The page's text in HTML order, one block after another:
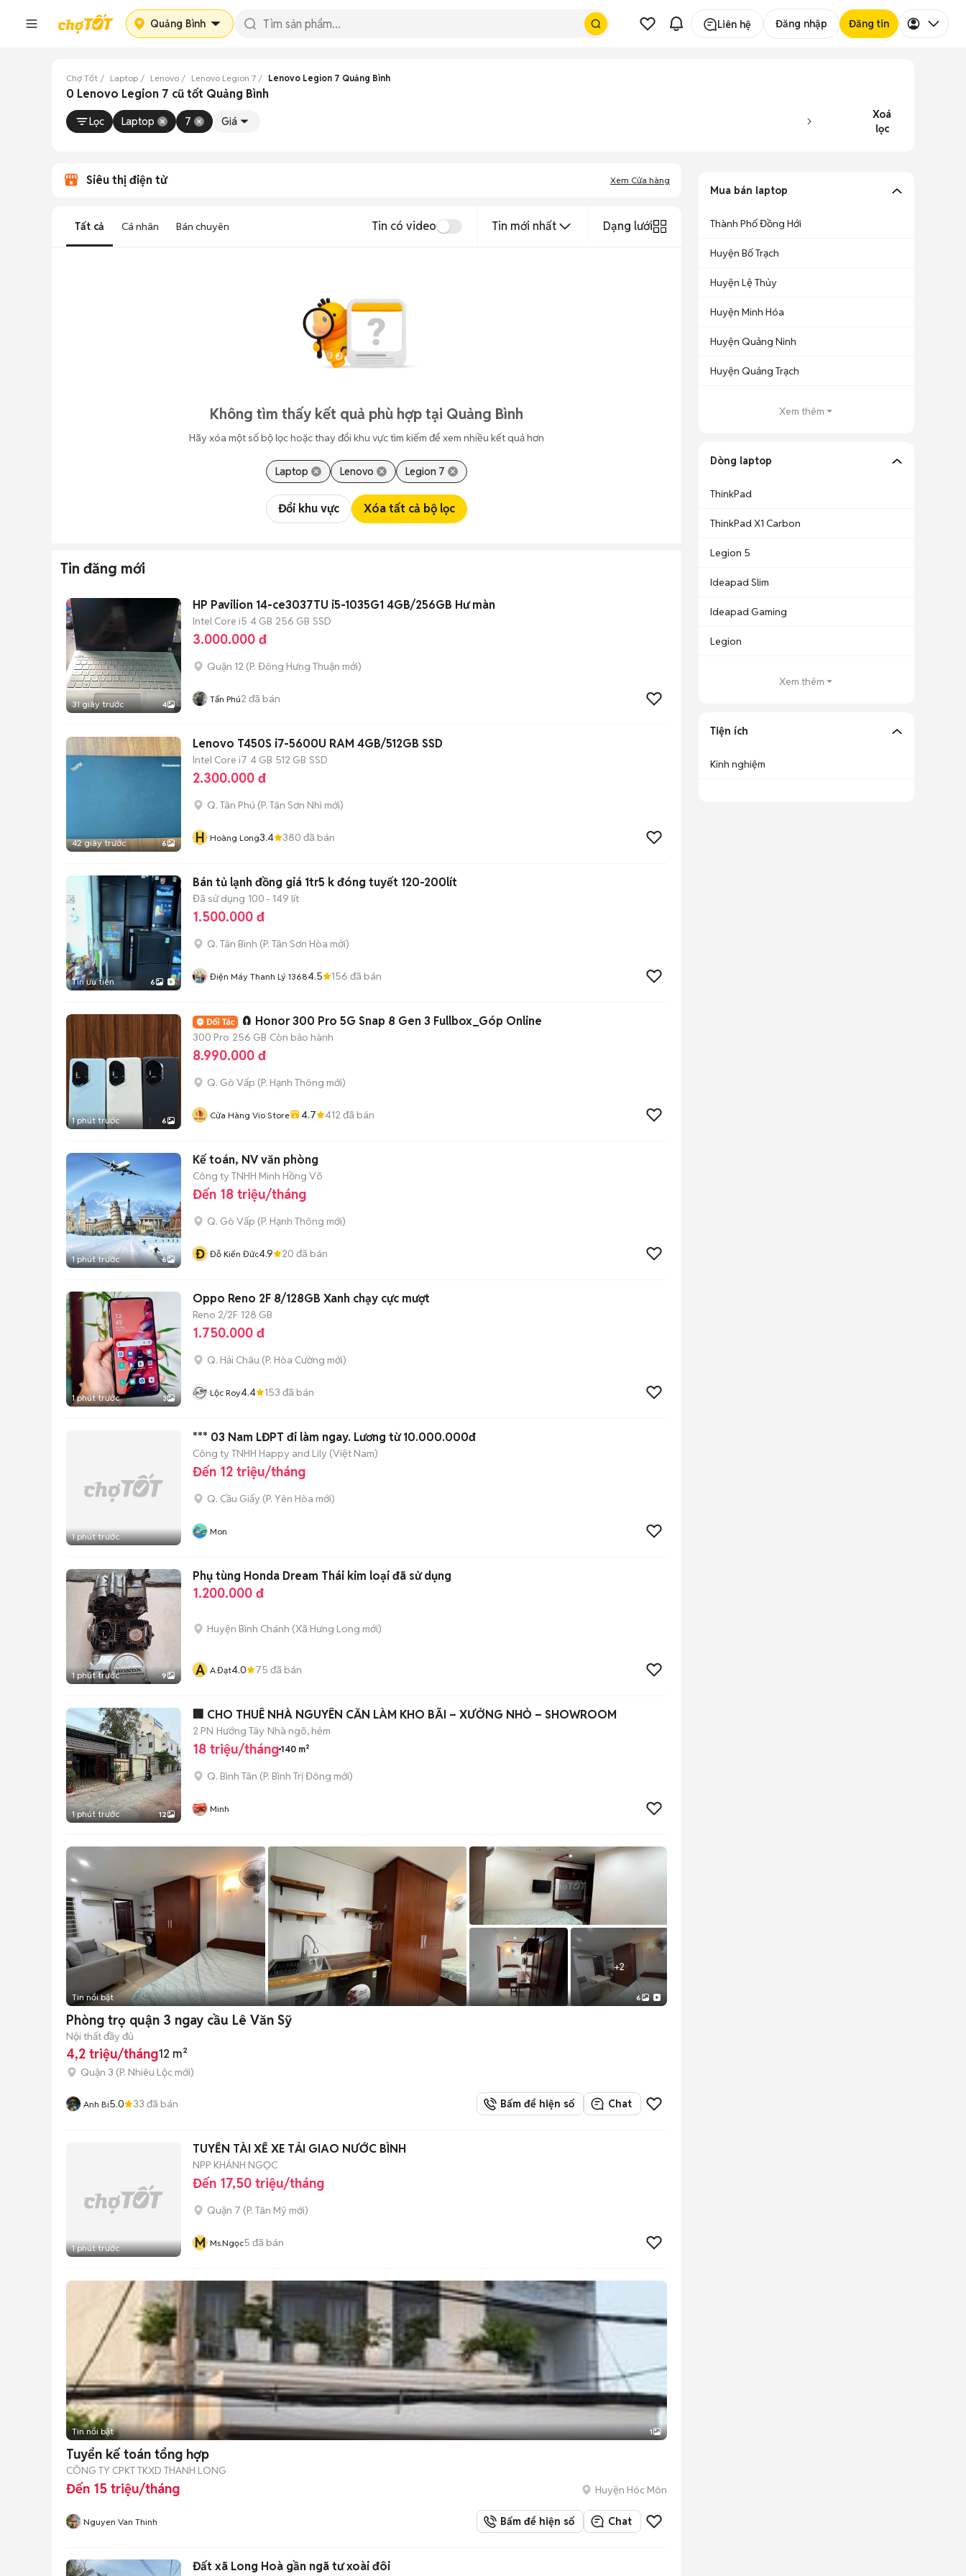
Quảng Bình Liên hệ Đăng nhập Đăng tin
Chợ Tốt Laptop Lenovo Lenovo Legion 7 Lenovo Legion 7 Quảng Bình
0 Lenovo Legion 7 cũ tốt Quảng Bình
Lọc Laptop 7 Giá
Xoá
lọc
Siêu thị điện tử Xem Cửa hàng
Tất cả Cá nhân Bán chuyên Tin có video Tin mới nhất Dạng lưới
Không tìm thấy kết quả phù hợp tại Quảng Bình
Hãy xóa một số bộ lọc hoặc thay đổi khu vực tìm kiếm để xem nhiều kết quả hơn
Laptop Lenovo Legion 7
Đổi khu vực Xóa tất cả bộ lọc
Tin đăng mới
31 giây trước 4
HP Pavilion 14-ce3037TU i5-1035G1 4GB/256GB Hư màn
Intel Core i5 4 GB 256 GB SSD
3.000.000 đ
Quận 12 (P. Đông Hưng Thuận mới)
Tấn Phú2 đã bán
42 giây trước 6
Lenovo T450S i7-5600U RAM 4GB/512GB SSD
Intel Core i7 4 GB 512 GB SSD
2.300.000 đ
Q. Tân Phú (P. Tân Sơn Nhì mới)
H Hoàng Long3.4 380 đã bán
Tin ưu tiên 6
Bán tủ lạnh đồng giá 1tr5 k đóng tuyết 120-200lít
Đã sử dụng 100 - 149 lít
1.500.000 đ
Q. Tân Bình (P. Tân Sơn Hòa mới)
Điện Máy Thanh Lý 13684.5 156 đã bán
1 phút trước 6
🧲 Honor 300 Pro 5G Snap 8 Gen 3 Fullbox_Góp Online
300 Pro 256 GB Còn bảo hành
8.990.000 đ
Q. Gò Vấp (P. Hạnh Thông mới)
Cửa Hàng Vio Store 4.7 412 đã bán
1 phút trước 6
Kế toán, NV văn phòng
Công ty TNHH Minh Hồng Võ
Đến 18 triệu/tháng
Q. Gò Vấp (P. Hạnh Thông mới)
Đ Đỗ Kiến Đức4.9 20 đã bán
1 phút trước 3
Oppo Reno 2F 8/128GB Xanh chạy cực mượt
Reno 2/2F 128 GB
1.750.000 đ
Q. Hải Châu (P. Hòa Cường mới)
Lộc Roy4.4 153 đã bán
1 phút trước
*** 03 Nam LĐPT đi làm ngay. Lương từ 10.000.000đ
Công ty TNHH Happy and Lily (Việt Nam)
Đến 12 triệu/tháng
Q. Cầu Giấy (P. Yên Hòa mới)
Mon
1 phút trước 9
Phụ tùng Honda Dream Thái kim loại đã sử dụng
1.200.000 đ
Huyện Bình Chánh (Xã Hưng Long mới)
A A.Đạt4.0 75 đã bán
1 phút trước 12
🏢 CHO THUÊ NHÀ NGUYÊN CĂN LÀM KHO BÃI – XƯỞNG NHỎ – SHOWROOM
2 PN Hướng Tây Nhà ngõ, hẻm
18 triệu/tháng 140 m²
Q. Bình Tân (P. Bình Trị Đông mới)
Minh
+2
Tin nổi bật 6
Phòng trọ quận 3 ngay cầu Lê Văn Sỹ
Nội thất đầy đủ
4,2 triệu/tháng12 m²
Quận 3 (P. Nhiêu Lộc mới)
Anh Bi5.0 33 đã bán Bấm để hiện số Chat
1 phút trước
TUYỂN TÀI XẾ XE TẢI GIAO NƯỚC BÌNH
NPP KHÁNH NGỌC
Đến 17,50 triệu/tháng
Quận 7 (P. Tân Mỹ mới)
M Ms.Ngọc5 đã bán
Tin nổi bật 1
Tuyển kế toán tổng hợp
CÔNG TY CPKT TKXD THANH LONG
Đến 15 triệu/tháng Huyện Hóc Môn
Nguyen Van Thinh Bấm để hiện số Chat
Đất xã Long Hoà gần ngã tư xoài đôi
Mua bán laptop
Thành Phố Đồng Hới
Huyện Bố Trạch
Huyện Lệ Thủy
Huyện Minh Hóa
Huyện Quảng Ninh
Huyện Quảng Trạch
Xem thêm
Dòng laptop
ThinkPad
ThinkPad X1 Carbon
Legion 5
Ideapad Slim
Ideapad Gaming
Legion
Xem thêm
Tiện ích
Kinh nghiệm